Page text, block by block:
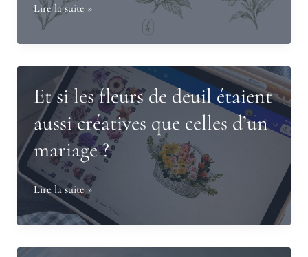
Fleurie
revient
:
un
studio
floral
à
Bruges,
près
de
Bordeaux,
dédié
au
Lire la suite »
Et si les fleurs de deuil étaient
aussi créatives que celles d’un
mariage ?
Et
si
les
fleurs
Lire la suite »